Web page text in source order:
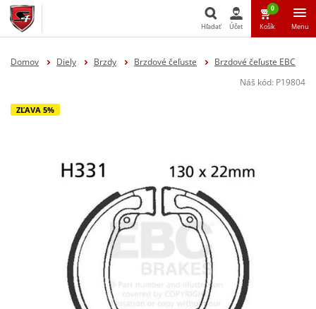
Hľadať
Hľadať Účet
0
Košík Menu
Domov Diely Brzdy Brzdové čeľuste
Brzdové čeľuste EBC
Náš kód: P19804
ZĽAVA 5%